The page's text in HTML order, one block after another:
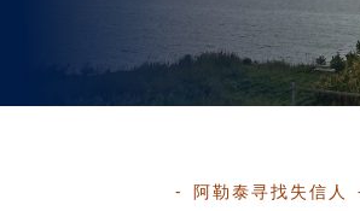
阿勒泰寻找失信人